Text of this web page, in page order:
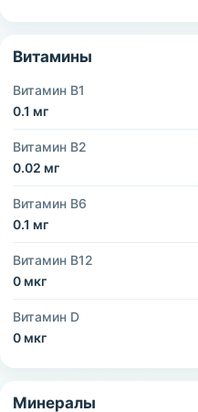
Витамины
Витамин B1
0.1 мг
Витамин B2
0.02 мг
Витамин B6
0.1 мг
Витамин B12
0 мкг
Витамин D
0 мкг
Минералы